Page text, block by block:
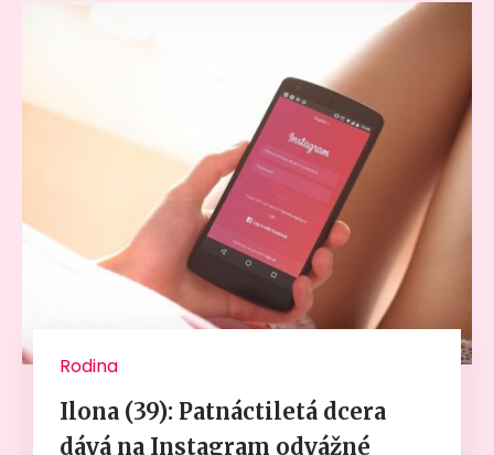
Rodina
Ilona (39): Patnáctiletá dcera
dává na Instagram odvážné